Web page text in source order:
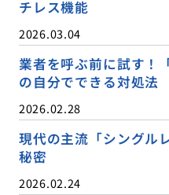
チレス機能
2026.03.04
業者を呼ぶ前に試す！
の自分でできる対処法
2026.02.28
現代の主流「シングル
秘密
2026.02.24